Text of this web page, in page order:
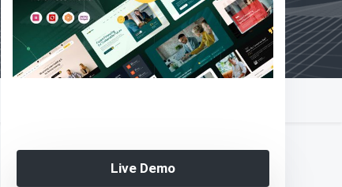
Live Demo